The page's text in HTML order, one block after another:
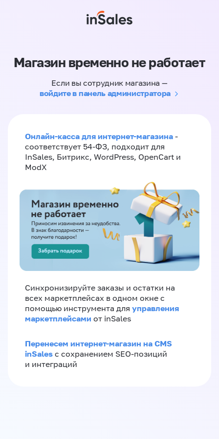
Магазин временно не работает
Если вы сотрудник магазина —
войдите в панель администратора
Онлайн-касса для интернет-магазина -
соответствует 54-ФЗ, подходит для
InSales, Битрикс, WordPress, OpenCart и
ModX
Синхронизируйте заказы и остатки на
всех маркетплейсах в одном окне с
помощью инструмента для управления
маркетплейсами от inSales
Перенесем интернет-магазин на CMS
inSales с сохранением SEO-позиций
и интеграций